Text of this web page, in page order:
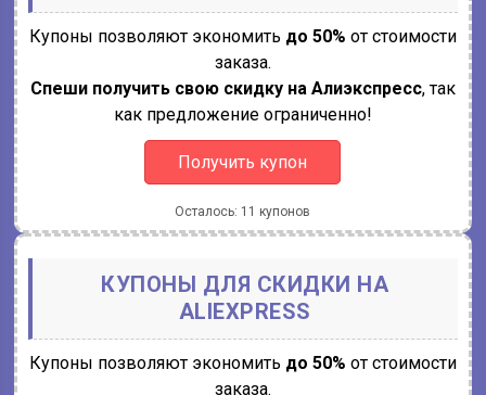
Купоны позволяют экономить до 50% от стоимости
заказа.
Спеши получить свою скидку на Алиэкспресс, так
как предложение ограниченно!
Получить купон
Осталось: 11 купонов
КУПОНЫ ДЛЯ СКИДКИ НА
ALIEXPRESS
Купоны позволяют экономить до 50% от стоимости
заказа.